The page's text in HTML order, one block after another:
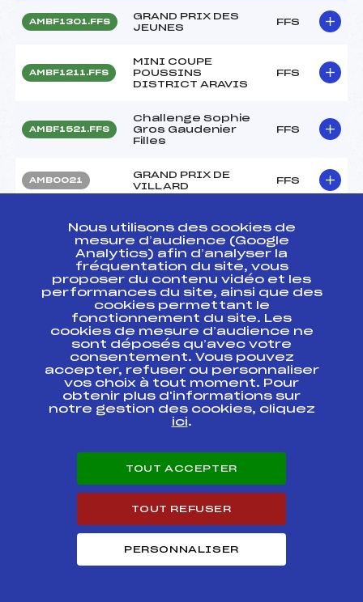
AMBF1301.FFS
GRAND PRIX DES
JEUNES
FFS
AMBF1211.FFS
MINI COUPE
POUSSINS
DISTRICT ARAVIS
FFS
AMBF1521.FFS
Challenge Sophie
Gros Gaudenier
Filles
FFS
AMB0021
GRAND PRIX DE
VILLARD
FFS
AMBF0911.FFS
BONNEVILLE
FFS
AMBF0271.FFS
MINI COUPE
POUSSINS DU
MERCREDI 09
FEVRIER 2005
FFS
AMBF0071.FFS
Trophée Emmental
de Savoie
Résultats Alpin 2004
FINALE MINI-COUPE
DISTRICT ARAVIS
AMBF1272
CONSEIL GENERAL
FFS
Nous utilisons des cookies de
mesure d’audience (Google
Analytics) afin d’analyser la
fréquentation du site, vous
proposer du contenu vidéo et les
performances du site, ainsi que des
cookies permettant le
fonctionnement du site. Les
cookies de mesure d’audience ne
sont déposés qu’avec votre
consentement. Vous pouvez
accepter, refuser ou personnaliser
vos choix à tout moment. Pour
obtenir plus d'informations sur
notre gestion des cookies, cliquez
ici.
TOUT ACCEPTER
TOUT REFUSER
PERSONNALISER